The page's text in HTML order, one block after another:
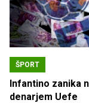
ŠPORT
Infantino zanika
denarjem Uefe